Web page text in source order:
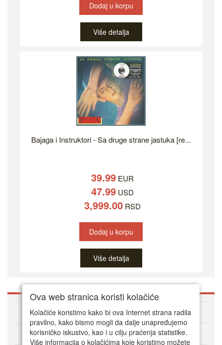
Dodaj u korpu
Više detalja
Bajaga i Instruktori - Sa druge strane jastuka [re...
39.99EUR
47.99USD
3,999.00RSD
Dodaj u korpu
Više detalja
O DVD Zoni
Kako kupovati online
Ova web stranica koristi kolačiće
Kolačiće koristimo kako bi ova Internet strana radila
pravilno, kako bismo mogli da dalje unapređujemo
korisničko iskustvo, kao i u cilju praćenja statistike.
Više informacija o kolačićima koje koristimo možete